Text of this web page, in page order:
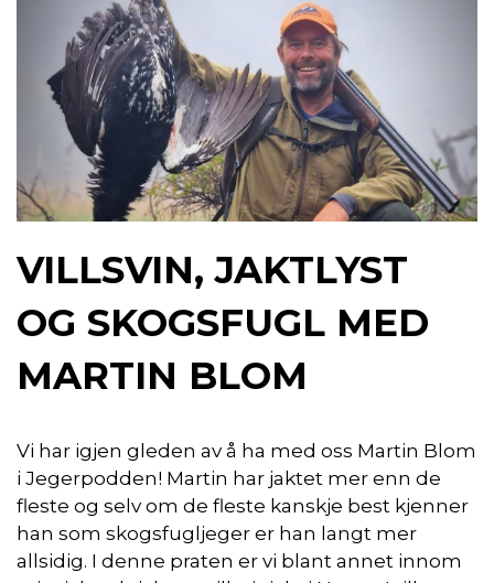
VILLSVIN, JAKTLYST
OG SKOGSFUGL MED
MARTIN BLOM
Vi har igjen gleden av å ha med oss Martin Blom
i Jegerpodden! Martin har jaktet mer enn de
fleste og selv om de fleste kanskje best kjenner
han som skogsfugljeger er han langt mer
allsidig. I denne praten er vi blant annet innom